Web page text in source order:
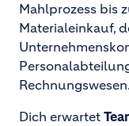
Mahlprozess bis
Materialeinkauf,
Rechnungswesen.
Dich erwartet